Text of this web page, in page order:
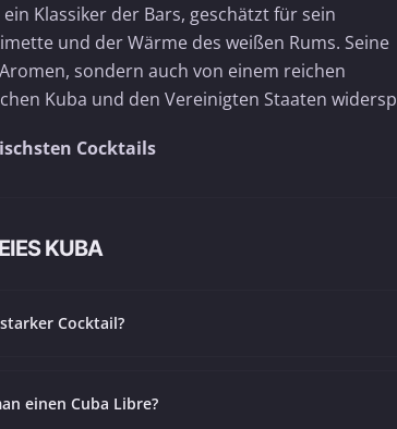
Klassiker der Bars, geschätzt für sein
und der Wärme des weißen Rums. Seine
sondern auch von einem reichen
Kuba und den Vereinigten Staaten
Cocktails
KUBA
Cocktail?
einen Cuba Libre?